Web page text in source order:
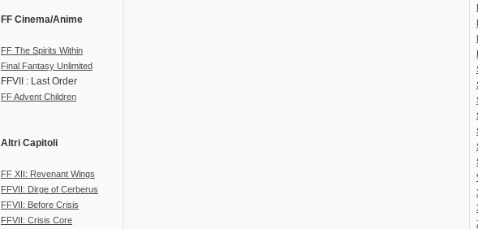
FF Cinema/Anime
FF The Spirits Within
Final Fantasy Unlimited
FFVII : Last Order
FF Advent Children
Altri Capitoli
FF XII: Revenant Wings
FFVII: Dirge of Cerberus
FFVII: Before Crisis
FFVII: Crisis Core